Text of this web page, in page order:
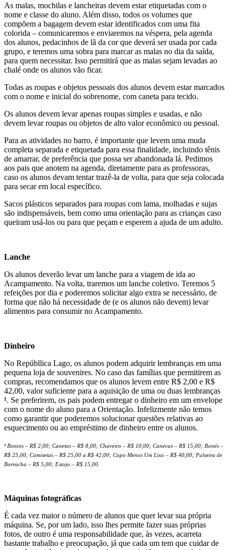
As malas, mochilas e lancheiras devem estar etiquetadas com o
nome e classe do aluno. Além disso, todos os volumes que
compõem a bagagem devem estar identificados com uma fita
colorida – comunicaremos e enviaremos na véspera, pela agenda
dos alunos, pedacinhos de lã da cor que deverá ser usada por cada
grupo, e teremos uma sobra para marcar as malas no dia da saída,
para quem necessitar. Isso permitirá que as malas sejam levadas ao
chalé onde os alunos vão ficar.
Todas as roupas e objetos pessoais dos alunos devem estar marcados
com o nome e inicial do sobrenome, com caneta para tecido.
Os alunos devem levar apenas roupas simples e usadas, e não
devem levar roupas ou objetos de alto valor econômico ou pessoal.
Para as atividades no barro, é importante que levem uma muda
completa separada e etiquetada para essa finalidade, incluindo tênis
de amarrar, de preferência que possa ser abandonada lá. Pedimos
aos pais que anotem na agenda, diretamente para as professoras,
caso os alunos devam tentar trazê-la de volta, para que seja colocada
para secar em local específico.
Sacos plásticos separados para roupas com lama, molhadas e sujas
são indispensáveis, bem como uma orientação para as crianças caso
queiram usá-los ou para que peçam e esperem a ajuda de um adulto.
Lanche
Os alunos deverão levar um lanche para a viagem de ida ao
Acampamento. Na volta, traremos um lanche coletivo. Teremos 5
refeições por dia e poderemos solicitar algo extra se necessário, de
forma que não há necessidade de (e os alunos não devem) levar
alimentos para consumir no Acampamento.
Dinheiro
No Repúbllica Lago, os alunos podem adquirir lembranças em uma
pequena loja de souvenires. No caso das famílias que permitirem as
compras, recomendamos que os alunos levem entre R$ 2,00 e R$
42,00, valor suficiente para a aquisição de uma ou duas lembranças
¹. Se preferirem, os pais podem entregar o dinheiro em um envelope
com o nome do aluno para a Orientação. Infelizmente não temos
como garantir que poderemos solucionar questões relativas ao
esquecimento ou ao empréstimo de dinheiro entre os alunos.
¹ Botons – R$ 2,00; Canetas – R$ 8,00; Chaveiro – R$ 10,00; Canecas – R$ 15,00; Bonés –
R$ 25,00; Camisetas – R$ 25,00 a R$ 42,00; Copo Menos Um Lixo – R$ 40,00; Pulseira de
Borracha – R$ 5,00; Estojo.– R$ 15,00.
Máquinas fotográficas
É cada vez maior o número de alunos que quer levar sua própria
máquina. Se, por um lado, isso lhes permite fazer suas próprias
fotos, de outro é uma responsabilidade que, às vezes, acarreta
bastante trabalho e preocupação, já que cada um tem que cuidar de